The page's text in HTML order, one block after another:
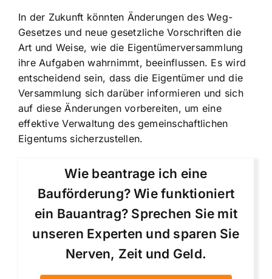
In der Zukunft könnten Änderungen des Weg-
Gesetzes und neue gesetzliche Vorschriften die
Art und Weise, wie die Eigentümerversammlung
ihre Aufgaben wahrnimmt, beeinflussen. Es wird
entscheidend sein, dass die Eigentümer und die
Versammlung sich darüber informieren und sich
auf diese Änderungen vorbereiten, um eine
effektive Verwaltung des gemeinschaftlichen
Eigentums sicherzustellen.
Wie beantrage ich eine
Bauförderung? Wie funktioniert
ein Bauantrag? Sprechen Sie mit
unseren Experten und sparen Sie
Nerven, Zeit und Geld.